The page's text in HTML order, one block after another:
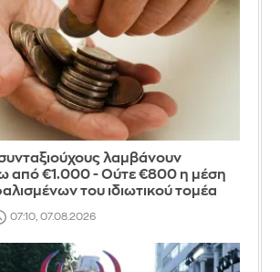
συνταξιούχους λαμβάνουν
από €1.000 - Ούτε €800 η μέση
του ιδιωτικού τομέα
07:10, 07.08.2026